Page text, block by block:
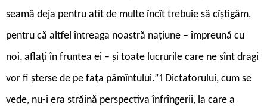
seamă deja pentru atît de multe încît trebuie să cîștigăm,
pentru că altfel întreaga noastră națiune – împreună cu
noi, aflați în fruntea ei – și toate lucrurile care ne sînt dragi
vor fi șterse de pe fața pămîntului.”1 Dictatorului, cum se
vede, nu-i era străină perspectiva înfrîngerii, la care a